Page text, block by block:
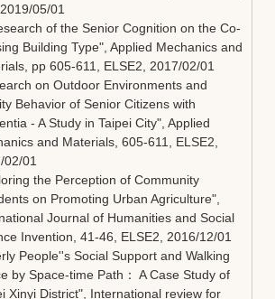
05/01
of the Senior Cognition on the Co-
Building Type", Applied Mechanics and
pp 605-611, ELSE2, 2017/02/01
on Outdoor Environments and
Behavior of Senior Citizens with
- A Study in Taipei City", Applied
and Materials, 605-611, ELSE2,
02/01
the Perception of Community
on Promoting Urban Agriculture",
Journal of Humanities and Social
Invention, 41-46, ELSE2, 2016/12/01
People''s Social Support and Walking
by Space-time Path： A Case Study of
Xinyi District", International review for